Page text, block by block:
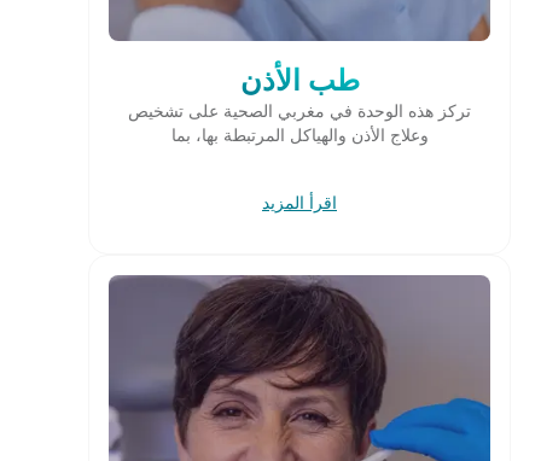
طب الأذن
تركز هذه الوحدة في مغربي الصحية على تشخيص
وعلاج الأذن والهياكل المرتبطة بها، بما
اقرأ المزيد